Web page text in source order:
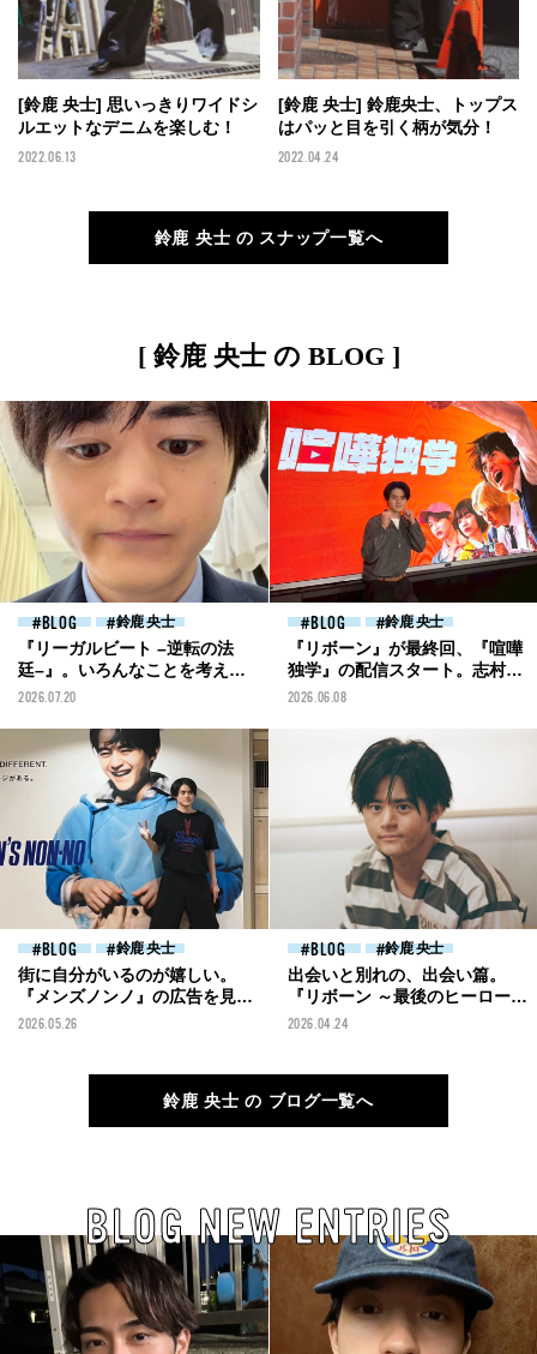
[鈴鹿 央士] 思いっきりワイドシ
ルエットなデニムを楽しむ！
2022.06.13
[鈴鹿 央士] 鈴鹿央士、トップス
はパッと目を引く柄が気分！
2022.04.24
鈴鹿 央士 の スナップ一覧へ
[ 鈴鹿 央士 の BLOG ]
BLOG 鈴鹿 央士
『リーガルビート –逆転の法
廷–』。いろんなことを考えな
がら吃音の弁護士を演じます
2026.07.20
BLOG 鈴鹿 央士
『リボーン』が最終回、『喧嘩
独学』の配信スタート。志村の
成長を楽しんでください！[鈴
2026.06.08
BLOG 鈴鹿 央士
街に自分がいるのが嬉しい。
『メンズノンノ』の広告を見に
表参道へ[鈴鹿央士ブログ]
2026.05.26
BLOG 鈴鹿 央士
出会いと別れの、出会い篇。
『リボーン ～最後のヒーロー』
『藁にもすがる獣たち』「ギル
2026.04.24
鈴鹿 央士 の ブログ一覧へ
BLOG NEW ENTRIES